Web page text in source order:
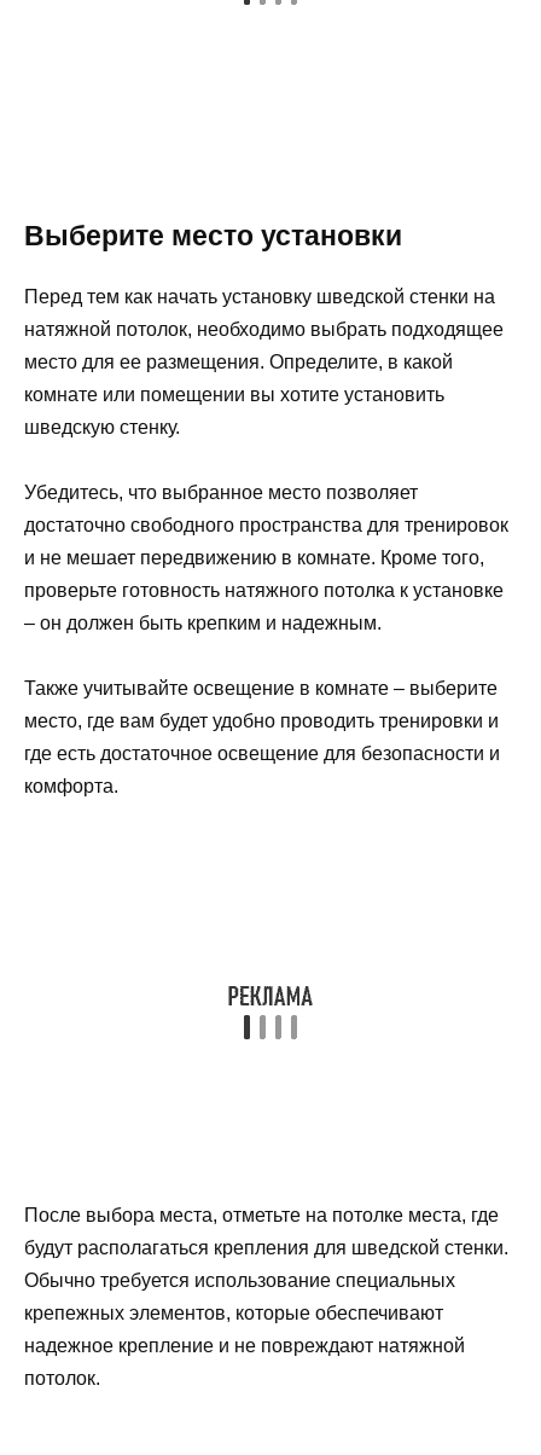
Выберите место установки
Перед тем как начать установку шведской стенки на
натяжной потолок, необходимо выбрать подходящее
место для ее размещения. Определите, в какой
комнате или помещении вы хотите установить
шведскую стенку.
Убедитесь, что выбранное место позволяет
достаточно свободного пространства для тренировок
и не мешает передвижению в комнате. Кроме того,
проверьте готовность натяжного потолка к установке
– он должен быть крепким и надежным.
Также учитывайте освещение в комнате – выберите
место, где вам будет удобно проводить тренировки и
где есть достаточное освещение для безопасности и
комфорта.
После выбора места, отметьте на потолке места, где
будут располагаться крепления для шведской стенки.
Обычно требуется использование специальных
крепежных элементов, которые обеспечивают
надежное крепление и не повреждают натяжной
потолок.